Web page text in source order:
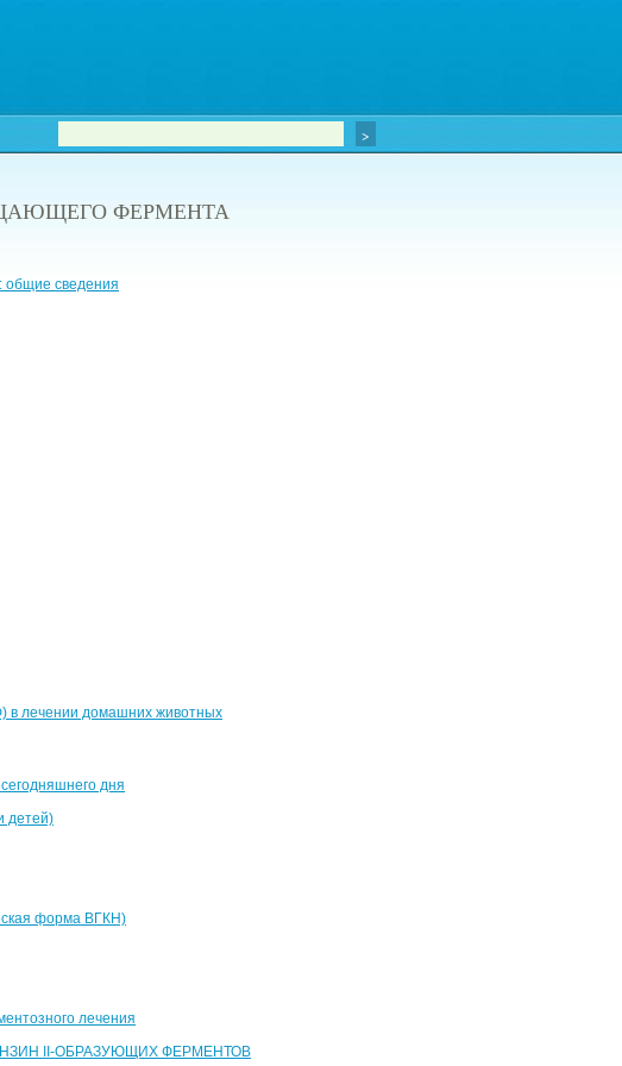
ФЕРМЕНТА
общие сведения
в лечении домашних животных
дня
детей)
форма ВГКН)
лечения
II-ОБРАЗУЮЩИХ ФЕРМЕНТОВ